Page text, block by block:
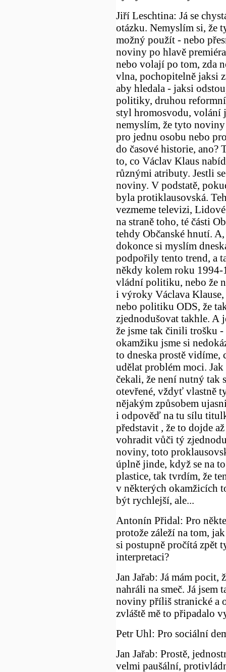
Jiří Leschtina: Já se
otázku. Nemyslím si, že
možný použít - nebo
noviny po hlavě
nebo volají po tom, zda
vlna, pochopitelně jaksi
aby hledala - jaksi
politiky, druhou
styl hromosvodu, volání
nemyslím, že tyto
pro jednu osobu nebo
do časové historie,
to, co Václav Klaus
různými atributy. Jestli
noviny. V podstatě,
byla protiklausovská.
vezmeme televizi,
na straně toho, té části
tehdy Občanské hnutí.
dokonce si myslím
podpořily tento trend, a
někdy kolem roku
vládní politiku, nebo že
i výroky Václava
nebo politiku ODS, že
zjednodušovat takhle. A
že jsme tak činili trošku
okamžiku jsme si
to dneska prostě
udělat problém moci.
čekali, že není nutný tak
otevřené, vždyť vlastně
nějakým způsobem
i odpověď na tu sílu
představit , že to dojde
vohradit vůči tý
noviny, toto
úplně jinde, když se na
plastice, tak tvrdím, že
v některých okamžicích
být rychlejší, ale...
Antonín Přidal: Pro
protože záleží na tom,
si postupně pročítá zpět
interpretaci?
Jan Jařab: Já mám pocit,
nahráli na smeč. Já
noviny příliš stranické a
zvláště mě to připadalo
Petr Uhl: Pro sociální
Jan Jařab: Prostě,
velmi paušální,